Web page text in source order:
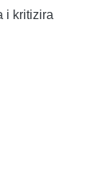
i kritizira